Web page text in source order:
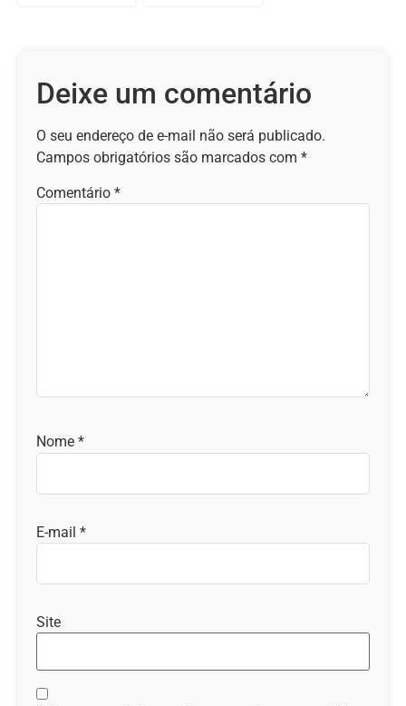
Deixe um comentário
O seu endereço de e-mail não será publicado.
Campos obrigatórios são marcados com *
Comentário *
Nome *
E-mail *
Site